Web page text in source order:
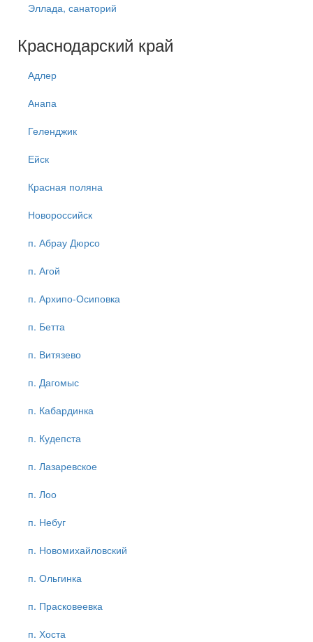
Эллада, санаторий
Краснодарский край
Адлер
Анапа
Геленджик
Ейск
Красная поляна
Новороссийск
п. Абрау Дюрсо
п. Агой
п. Архипо-Осиповка
п. Бетта
п. Витязево
п. Дагомыс
п. Кабардинка
п. Кудепста
п. Лазаревское
п. Лоо
п. Небуг
п. Новомихайловский
п. Ольгинка
п. Прасковеевка
п. Хоста